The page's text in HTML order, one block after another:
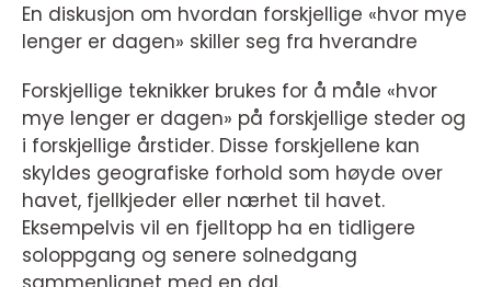
En diskusjon om hvordan forskjellige «hvor mye
lenger er dagen» skiller seg fra hverandre
Forskjellige teknikker brukes for å måle «hvor
mye lenger er dagen» på forskjellige steder og
i forskjellige årstider. Disse forskjellene kan
skyldes geografiske forhold som høyde over
havet, fjellkjeder eller nærhet til havet.
Eksempelvis vil en fjelltopp ha en tidligere
soloppgang og senere solnedgang